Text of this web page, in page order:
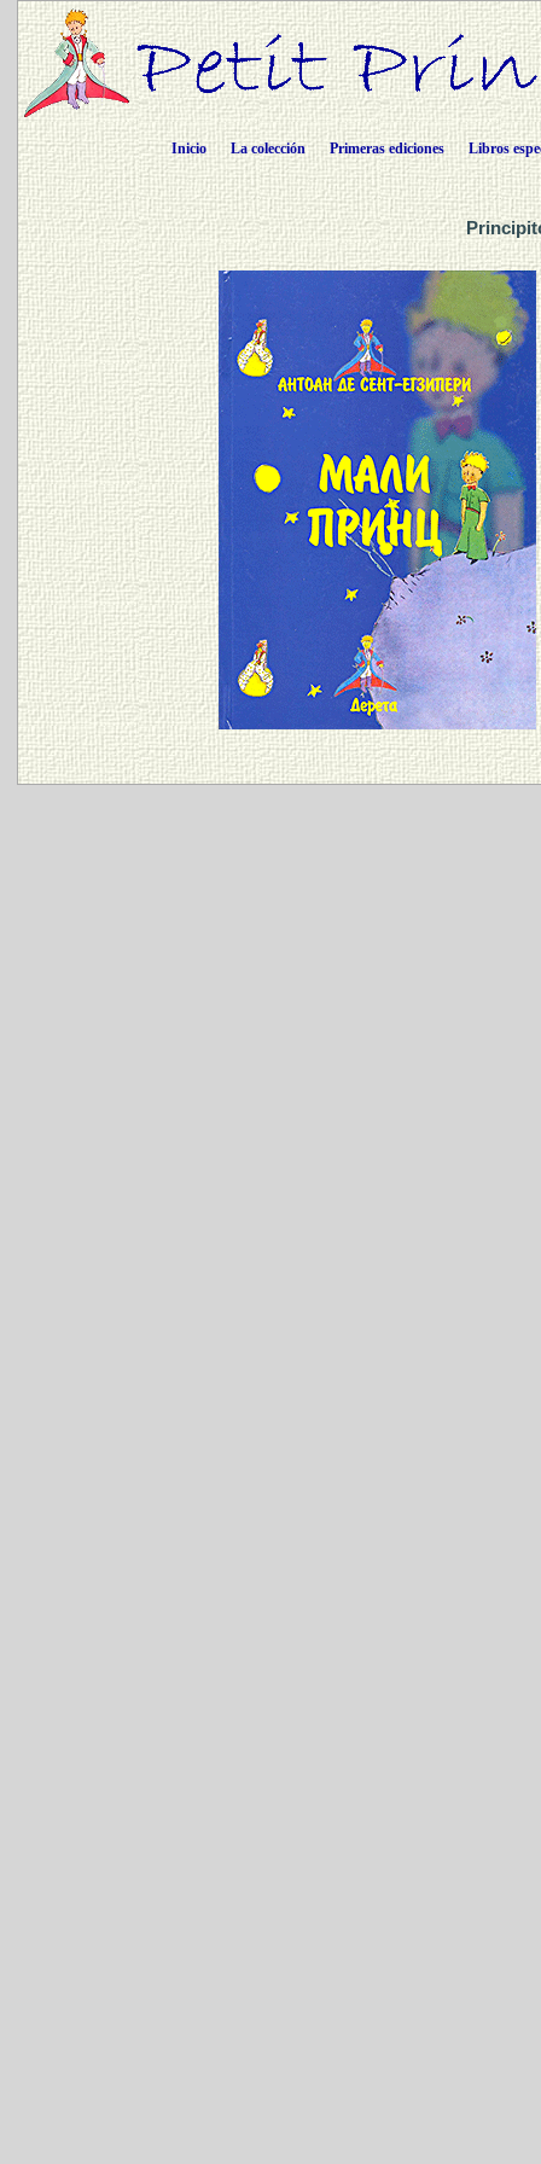
Inicio La colección Primeras ediciones Libros